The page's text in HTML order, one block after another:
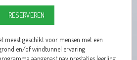
RESERVEREN
meest geschikt voor mensen met een
en/of windtunnel ervaring
aangepast nav prestaties leerling